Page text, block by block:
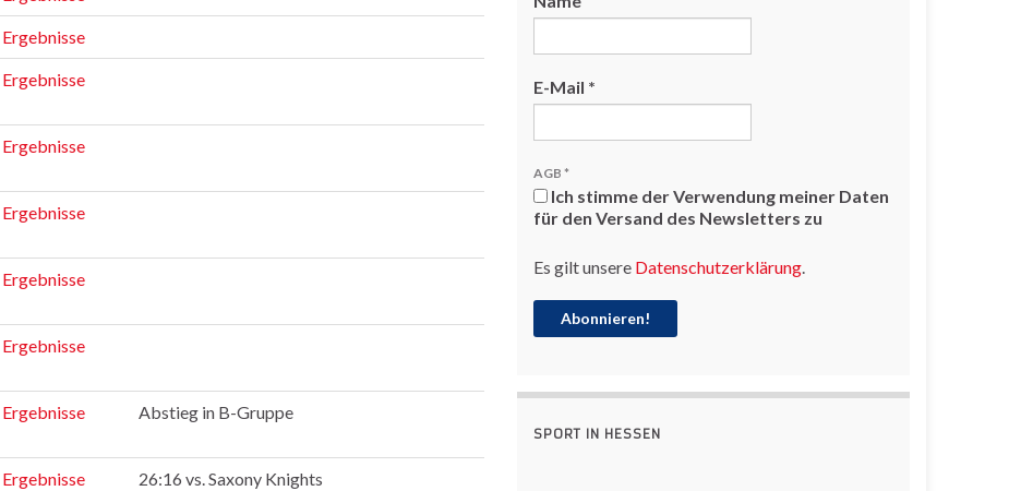
Ergebnisse
Ergebnisse
Ergebnisse
Ergebnisse
Ergebnisse
Ergebnisse
Ergebnisse Abstieg in B-Gruppe
Ergebnisse 26:16 vs. Saxony Knights
E-Mail *
AGB *
Ich stimme der Verwendung meiner Daten
für den Versand des Newsletters zu
Es gilt unsere Datenschutzerklärung.
SPORT IN HESSEN